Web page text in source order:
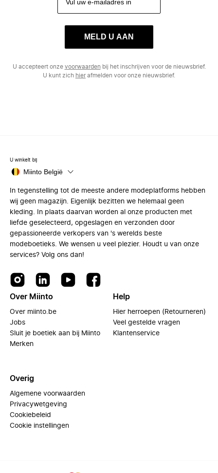
MELD U AAN
U accepteert onze voorwaarden bij het inschrijven voor de nieuwsbrief.
U kunt zich hierafmelden voor onze nieuwsbrief.
U winkelt bij
Miinto België
In tegenstelling tot de meeste andere modeplatforms hebben
wij geen magazijn. Eigenlijk bezitten we helemaal geen
kleding. In plaats daarvan worden al onze producten met
liefde geselecteerd, opgeslagen en verzonden door
gepassioneerde verkopers van 's werelds beste
modeboetieks. We wensen u veel plezier. Houdt u van onze
services? Volg ons dan!
Over Miinto
Over miinto.be
Jobs
Sluit je boetiek aan bij Miinto
Merken
Help
Hier herroepen (Retourneren)
Veel gestelde vragen
Klantenservice
Overig
Algemene voorwaarden
Privacywetgeving
Cookiebeleid
Cookie instellingen